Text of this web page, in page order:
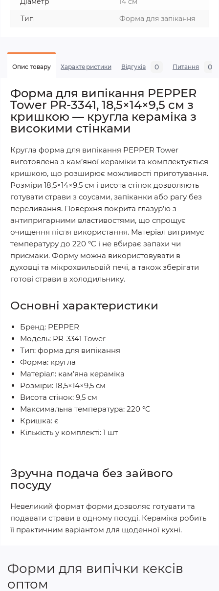
Тип
Форма для запікання
Опис товару Характеристики Відгуків 0 Питання 0
Форма для випікання PEPPER
Tower PR-3341, 18,5×14×9,5 см з
кришкою — кругла кераміка з
високими стінками
Кругла форма для випікання PEPPER Tower
виготовлена з кам’яної кераміки та комплектується
кришкою, що розширює можливості приготування.
Розміри 18,5×14×9,5 см і висота стінок дозволяють
готувати страви з соусами, запіканки або рагу без
переливання. Поверхня покрита глазур’ю з
антипригарними властивостями, що спрощує
очищення після використання. Матеріал витримує
температуру до 220 °C і не вбирає запахи чи
присмаки. Форму можна використовувати в
духовці та мікрохвильовій печі, а також зберігати
готові страви в холодильнику.
Основні характеристики
Бренд: PEPPER
Модель: PR-3341 Tower
Тип: форма для випікання
Форма: кругла
Матеріал: кам’яна кераміка
Розміри: 18,5×14×9,5 см
Висота стінок: 9,5 см
Максимальна температура: 220 °C
Кришка: є
Кількість у комплекті: 1 шт
Зручна подача без зайвого
посуду
Невеликий формат форми дозволяє готувати та
подавати страви в одному посуді. Кераміка робить
її практичним варіантом для щоденної кухні.
Форми для випічки кексів
оптом